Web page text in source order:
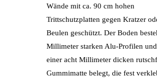
Wände mit ca. 90 cm hohen
Trittschutzplatten gegen Kratzer
Beulen geschützt. Der Boden
Millimeter starken Alu-Profilen
einer acht Millimeter dicken
Gummimatte belegt, die fest